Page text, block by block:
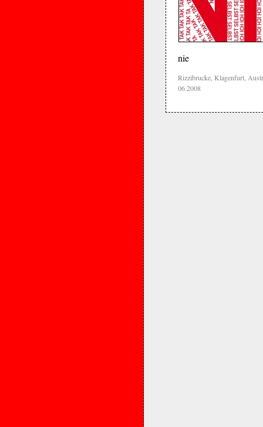
nie
Rizzibrucke, Klagenfurt,
06.2008